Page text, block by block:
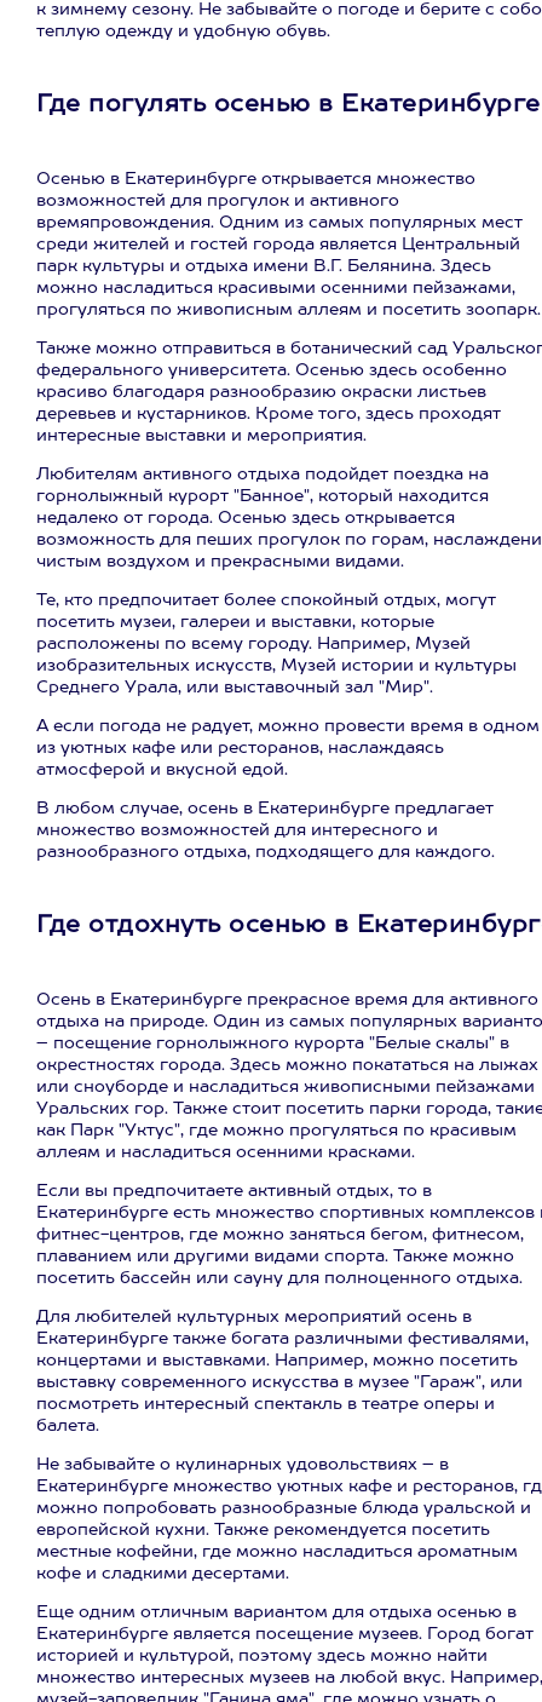
к зимнему сезону. Не забывайте о погоде и берите с
теплую одежду и удобную обувь.
Где погулять осенью в Екатеринбурге
Осенью в Екатеринбурге открывается множество
возможностей для прогулок и активного
времяпровождения. Одним из самых популярных мест
среди жителей и гостей города является Центральный
парк культуры и отдыха имени В.Г. Белянина. Здесь
можно насладиться красивыми осенними пейзажами,
прогуляться по живописным аллеям и посетить зоопарк.
Также можно отправиться в ботанический сад
федерального университета. Осенью здесь особенно
красиво благодаря разнообразию окраски листьев
деревьев и кустарников. Кроме того, здесь проходят
интересные выставки и мероприятия.
Любителям активного отдыха подойдет поездка на
горнолыжный курорт "Банное", который находится
недалеко от города. Осенью здесь открывается
возможность для пеших прогулок по горам,
чистым воздухом и прекрасными видами.
Те, кто предпочитает более спокойный отдых, могут
посетить музеи, галереи и выставки, которые
расположены по всему городу. Например, Музей
изобразительных искусств, Музей истории и культуры
Среднего Урала, или выставочный зал "Мир".
А если погода не радует, можно провести время в одном
из уютных кафе или ресторанов, наслаждаясь
атмосферой и вкусной едой.
В любом случае, осень в Екатеринбурге предлагает
множество возможностей для интересного и
разнообразного отдыха, подходящего для каждого.
Где отдохнуть осенью в
Осень в Екатеринбурге прекрасное время для активного
отдыха на природе. Один из самых популярных
– посещение горнолыжного курорта "Белые скалы" в
окрестностях города. Здесь можно покататься на лыжах
или сноуборде и насладиться живописными пейзажами
Уральских гор. Также стоит посетить парки города,
как Парк "Уктус", где можно прогуляться по красивым
аллеям и насладиться осенними красками.
Если вы предпочитаете активный отдых, то в
Екатеринбурге есть множество спортивных комплексов
фитнес-центров, где можно заняться бегом, фитнесом,
плаванием или другими видами спорта. Также можно
посетить бассейн или сауну для полноценного отдыха.
Для любителей культурных мероприятий осень в
Екатеринбурге также богата различными фестивалями,
концертами и выставками. Например, можно посетить
выставку современного искусства в музее "Гараж", или
посмотреть интересный спектакль в театре оперы и
балета.
Не забывайте о кулинарных удовольствиях – в
Екатеринбурге множество уютных кафе и ресторанов,
можно попробовать разнообразные блюда уральской и
европейской кухни. Также рекомендуется посетить
местные кофейни, где можно насладиться ароматным
кофе и сладкими десертами.
Еще одним отличным вариантом для отдыха осенью в
Екатеринбурге является посещение музеев. Город богат
историей и культурой, поэтому здесь можно найти
множество интересных музеев на любой вкус. Например,